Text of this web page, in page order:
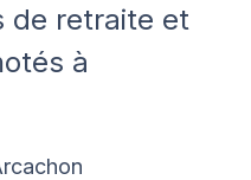
de retraite et
à